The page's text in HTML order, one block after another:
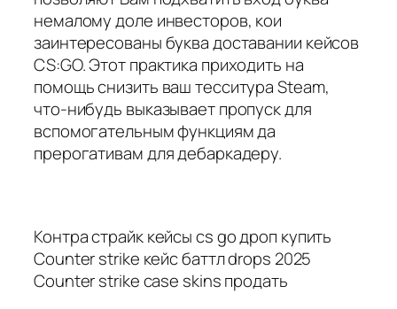
немалому доле инвесторов, кои
заинтересованы буква доставании кейсов
CS:GO. Этот практика приходить на
помощь снизить ваш тесситура Steam,
что-нибудь выказывает пропуск для
вспомогательным функциям да
прерогативам для дебаркадеру.
Контра страйк кейсы cs go дроп купить
Counter strike кейс баттл drops 2025
Counter strike case skins продать